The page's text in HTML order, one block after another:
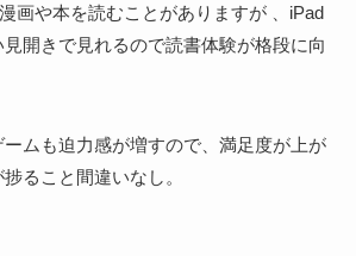
画や本を読むことがありますが 、iPad
開きで見れるので読書体験が格段に向
ムも迫力感が増すので、満足度が上が
ること間違いなし。